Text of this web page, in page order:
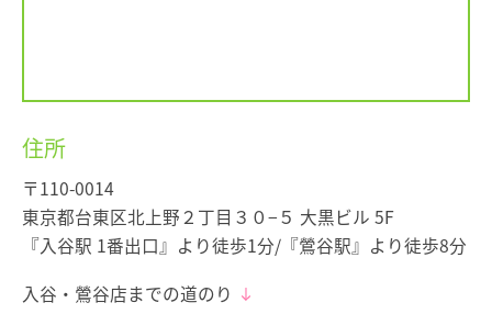
住所
〒110-0014
東京都台東区北上野２丁目３０−５ 大黒ビル 5F
『入谷駅 1番出口』より徒歩1分/『鶯谷駅』より徒歩8分
入谷・鶯谷店までの道のり